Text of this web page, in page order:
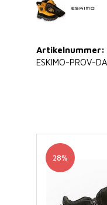
Artikelnummer:
ESKIMO-PROV-
28%